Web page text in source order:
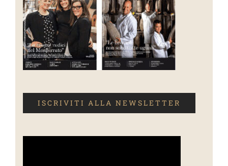
ISCRIVITI ALLA NEWSLETTER